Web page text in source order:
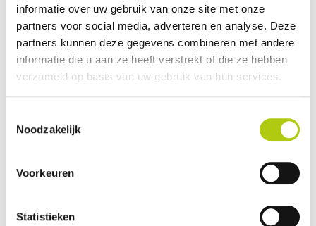
informatie over uw gebruik van onze site met onze
partners voor social media, adverteren en analyse. Deze
partners kunnen deze gegevens combineren met andere
informatie die u aan ze heeft verstrekt of die ze hebben
verzameld op basis van uw gebruik van hun services.
Noodzakelijk
Voorkeuren
Statistieken
Plus- en minpunten
Wat vind je van de scooter?